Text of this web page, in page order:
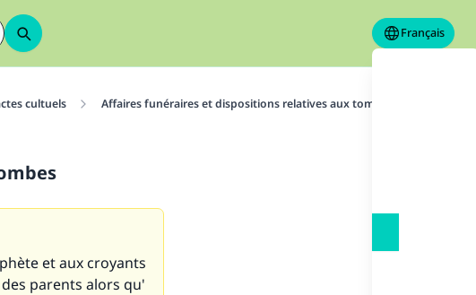
Français
cultuels Affaires funéraires et dispositions relatives aux tombes
et aux croyants
parents alors qu'